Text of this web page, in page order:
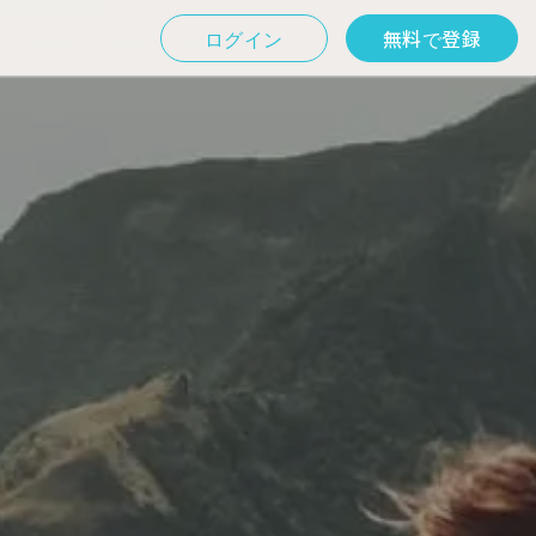
ログイン 無料で登録